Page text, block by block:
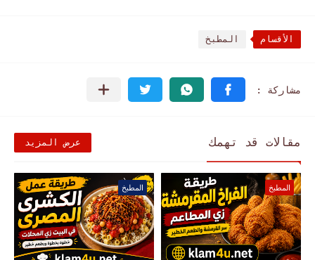
الأقسام المطبخ
مقالات قد تهمك عرض المزيد
المطبخ المطبخ